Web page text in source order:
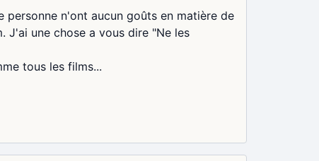
n'ont aucun goûts en matière de
J'ai une chose a vous dire "Ne les
tous les films...